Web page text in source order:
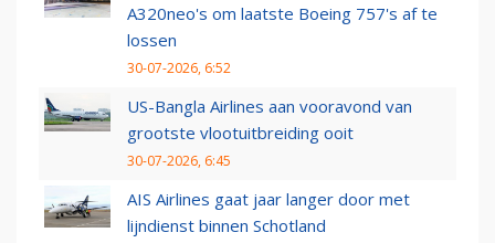
A320neo's om laatste Boeing 757's af te
lossen
30-07-2026, 6:52
US-Bangla Airlines aan vooravond van
grootste vlootuitbreiding ooit
30-07-2026, 6:45
AIS Airlines gaat jaar langer door met
lijndienst binnen Schotland